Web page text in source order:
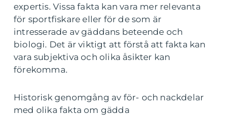
expertis. Vissa fakta kan vara mer relevanta
för sportfiskare eller för de som är
intresserade av gäddans beteende och
biologi. Det är viktigt att förstå att fakta kan
vara subjektiva och olika åsikter kan
förekomma.
Historisk genomgång av för- och nackdelar
med olika fakta om gädda